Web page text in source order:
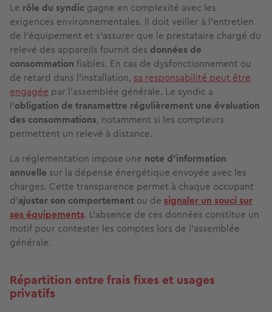
Le rôle du syndic gagne en complexité avec les
exigences environnementales. Il doit veiller à l'entretien
de l'équipement et s'assurer que le prestataire chargé du
relevé des appareils fournit des données de
consommation fiables. En cas de dysfonctionnement ou
de retard dans l'installation, sa responsabilité peut être
engagée par l'assemblée générale. Le syndic a
l'obligation de transmettre régulièrement une évaluation
des consommations, notamment si les compteurs
permettent un relevé à distance.
La réglementation impose une note d'information
annuelle sur la dépense énergétique envoyée avec les
charges. Cette transparence permet à chaque occupant
d'ajuster son comportement ou de signaler un souci sur
ses équipements. L'absence de ces données constitue un
motif pour contester les comptes lors de l'assemblée
générale.
Répartition entre frais fixes et usages
privatifs